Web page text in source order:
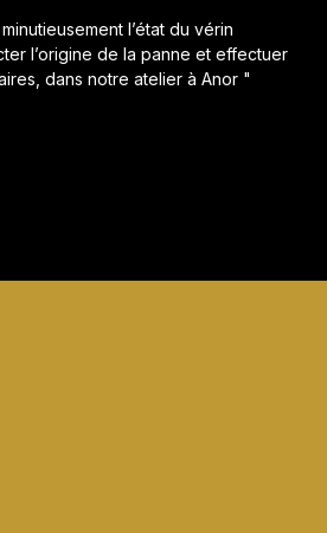
l’état du vérin
l’origine de la panne et effectuer
dans notre atelier à Anor "